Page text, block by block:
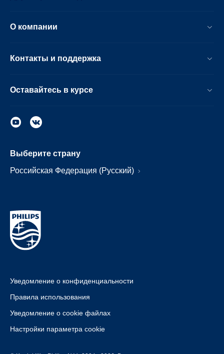
О компании
Контакты и поддержка
Оставайтесь в курсе
Выберите страну
Российская Федерация (Русский)
Уведомление о конфиденциальности
Правила использования
Уведомление о cookie файлах
Настройки параметра cookie